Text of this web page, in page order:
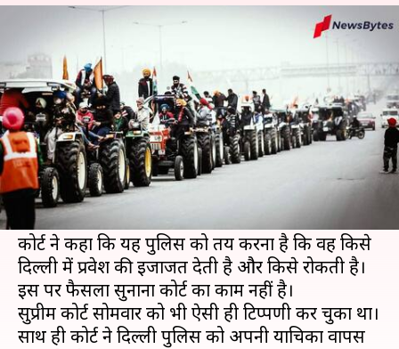
कृषि कानून: सुप्रीम कोर्ट का ट्रैक्टर परेड
में दखल देने से फिर इनकार
लेखन प्रमोद कुमार Jan 20, 2021 03:02 pm
क्या है खबर?
गणतंत्र दिवस पर किसानों की प्रस्तावित ट्रैक्टर परेड में
सुप्रीम कोर्ट ने एक बार फिर दखल देने से इनकार कर दिया
है।
कोर्ट ने कहा कि यह पुलिस को तय करना है कि वह किसे
दिल्ली में प्रवेश की इजाजत देती है और किसे रोकती है।
इस पर फैसला सुनाना कोर्ट का काम नहीं है।
सुप्रीम कोर्ट सोमवार को भी ऐसी ही टिप्पणी कर चुका था।
साथ ही कोर्ट ने दिल्ली पुलिस को अपनी याचिका वापस